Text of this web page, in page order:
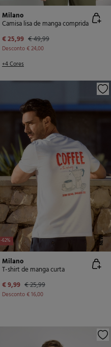
Milano
Camisa lisa de manga comprida
€ 25,99 € 49,99
Desconto€ 24,00
+4 Cores
-62% NEW
Milano
T-shirt de manga curta
€ 9,99 € 25,99
Desconto€ 16,00